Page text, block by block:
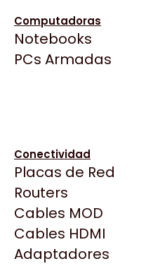
Computadoras
Notebooks
PCs Armadas
Conectividad
Placas de Red
Routers
Cables MOD
Cables HDMI
Adaptadores
BenQ
CX
Cooler Master
Deepcool
Dell
EVGA
Gamemax
Genesis
Genius
Todas las Tiendas
Click Gaming
Compufan Store
Dinobyte
Full H4rd
Gaming City
Gezatek
$1.553.798
Ver producto en la